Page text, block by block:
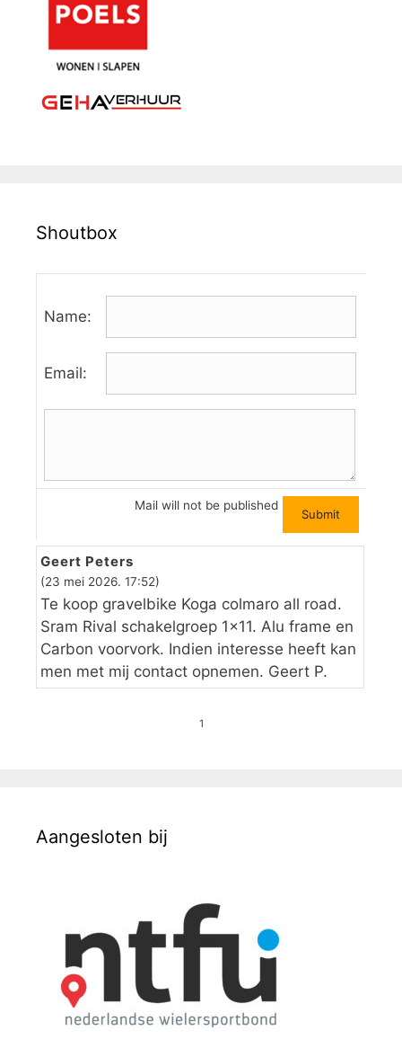
Shoutbox
Name:
Email:
Mail will not be published
Geert Peters
(23 mei 2026. 17:52)
Te koop gravelbike Koga colmaro all road.
Sram Rival schakelgroep 1×11. Alu frame en
Carbon voorvork. Indien interesse heeft kan
men met mij contact opnemen. Geert P.
1
Aangesloten bij